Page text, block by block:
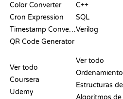
Color Converter
Cron Expression
Timestamp Converter
QR Code Generator
C++
SQL
Verilog
Ver todo
Coursera
Udemy
Ver todo
Ordenamiento